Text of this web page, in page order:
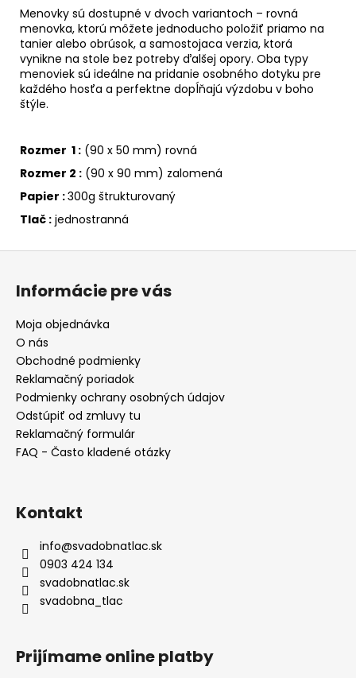
Menovky sú dostupné v dvoch variantoch – rovná
menovka, ktorú môžete jednoducho položiť priamo na
tanier alebo obrúsok, a samostojaca verzia, ktorá
vynikne na stole bez potreby ďalšej opory. Oba typy
menoviek sú ideálne na pridanie osobného dotyku pre
každého hosťa a perfektne dopĺňajú výzdobu v boho
štýle.
Rozmer 1 : (90 x 50 mm) rovná
Rozmer 2 : (90 x 90 mm) zalomená
Papier :300g štrukturovaný
Tlač : jednostranná
Z
Informácie pre vás
Moja objednávka
O nás
Obchodné podmienky
Reklamačný poriadok
Podmienky ochrany osobných údajov
Odstúpiť od zmluvy tu
Reklamačný formulár
FAQ - Často kladené otázky
Kontakt
info@svadobnatlac.sk
0903 424 134
svadobnatlac.sk
svadobna_tlac
Prijímame online platby